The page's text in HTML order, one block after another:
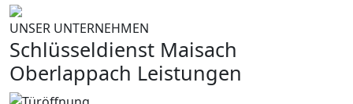
UNSER UNTERNEHMEN
Schlüsseldienst Maisach
Oberlappach Leistungen